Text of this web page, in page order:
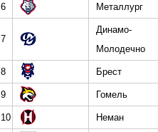
6 Металлург
7
Динамо-
Молодечно
8 Брест
9 Гомель
10 Неман